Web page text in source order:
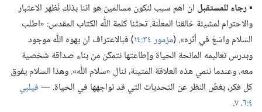
▪رجاء للمستقبل ان اهم سبب لنكون مسالمين هو اننا بذلك نُظهر الاعتبار
والاحترام لمشيئة خالقنا المعلَنة.‏ تحثّنا كلمة اللّٰه الكتاب المقدس:‏ «اطلب
السلام واسْعَ في أثره».‏ (‏مزمور ٣٤:‏١٤
‏)‏ فبالاعتراف ان يهوه اللّٰه موجود
وبدرس تعاليمه المانحة الحياة وإطاعتها نتمكّن من بناء صداقة شخصية
معه.‏ وعندما ننمي هذه العلاقة المتينة،‏ ننال «سلام اللّٰه».‏ وهذا السلام يفوق
كل فكر،‏ بغضّ النظر عن التحديات التي قد نواجهها في الحياة.‏ —‏فيلبي
٤:‏٦،‏ ٧
‏.‏